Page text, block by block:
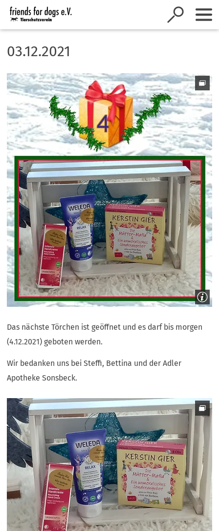
Inhalt anspringen
03.12.2021
Das nächste Törchen ist geöffnet und es darf bis morgen
(4.12.2021) geboten werden.
Wir bedanken uns bei Steffi, Bettina und der Adler
Apotheke Sonsbeck.